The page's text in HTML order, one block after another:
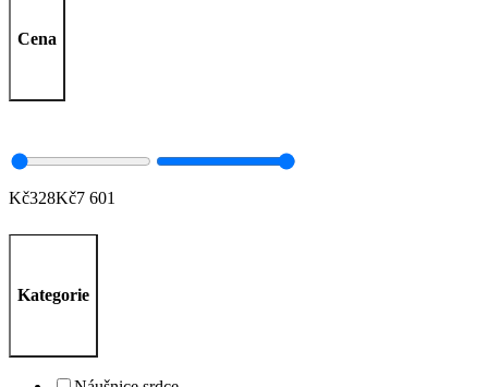
Cena
Kč328Kč7 601
Kategorie